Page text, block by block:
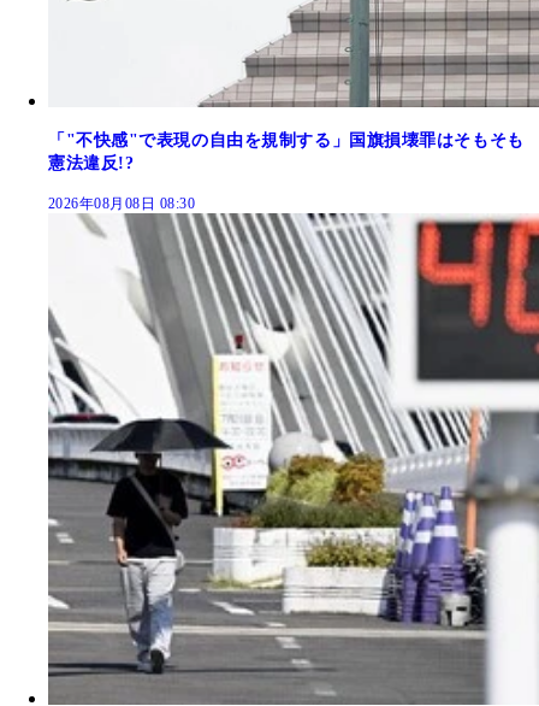
「"不快感"で表現の自由を規制する」国旗損壊罪はそもそも
憲法違反!?
2026年08月08日 08:30